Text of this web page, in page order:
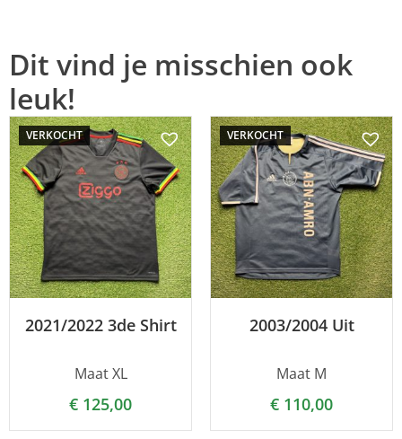
Dit vind je misschien ook
leuk!
VERKOCHT
2021/2022 3de Shirt
Maat XL
€ 125,00
VERKOCHT
2003/2004 Uit
Maat M
€ 110,00